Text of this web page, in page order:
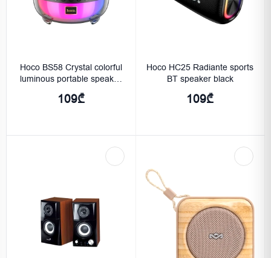
Hoco BS58 Crystal colorful
luminous portable speaker
Magic black night
109₾
Hoco HC25 Radiante sports
BT speaker black
109₾